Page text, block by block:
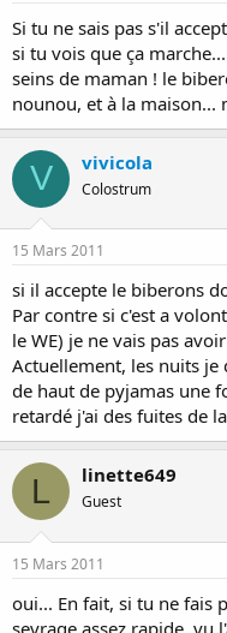
Si tu ne sais pas s'il
si tu vois que ça
seins de maman ! le
nounou, et à la maison...
V vivicola
Colostrum
15 Mars 2011
si il accepte le biberons
Par contre si c'est a
le WE) je ne vais pas
Actuellement, les nuits
de haut de pyjamas une
retardé j'ai des fuites de
L linette649
Guest
15 Mars 2011
oui... En fait, si tu ne fais
sevrage assez rapide, vu